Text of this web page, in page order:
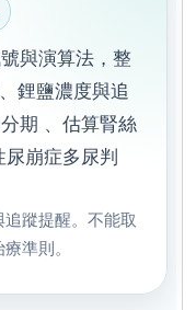
與演算法，整
鋰鹽濃度與追
期 、估算腎絲
崩症多尿判
蹤提醒。不能取
準則。